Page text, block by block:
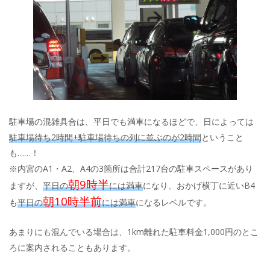
駐車場の混雑具合は、平日でも満車になるほどで、日によっては
駐車場待ち2時間+駐車場待ちの列に並ぶのが2時間ということ
も……！
※内宮のA1・A2、A4の3箇所は合計217台の駐車スペースがあり
ますが、 平日の朝9時半には満車になり、おかげ横丁に近いB4
も平日の朝10時半前には満車になるレベルです。
あまりにも混んでいる場合は、1km離れた駐車料金1,000円のとこ
ろに案内されることもあります。